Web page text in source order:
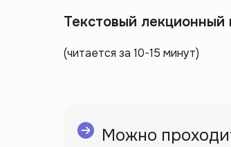
Текстовый лекционный
(читается за 10-15 минут)
Можно